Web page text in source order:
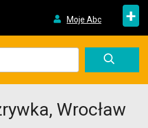
Moje Abc +
Wrocław